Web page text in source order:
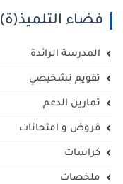
فضاء التلميذ(ة)
المدرسة الرائدة
تقويم تشخيصي
تمارين الدعم
فروض و امتحانات
كراسات
ملخصات